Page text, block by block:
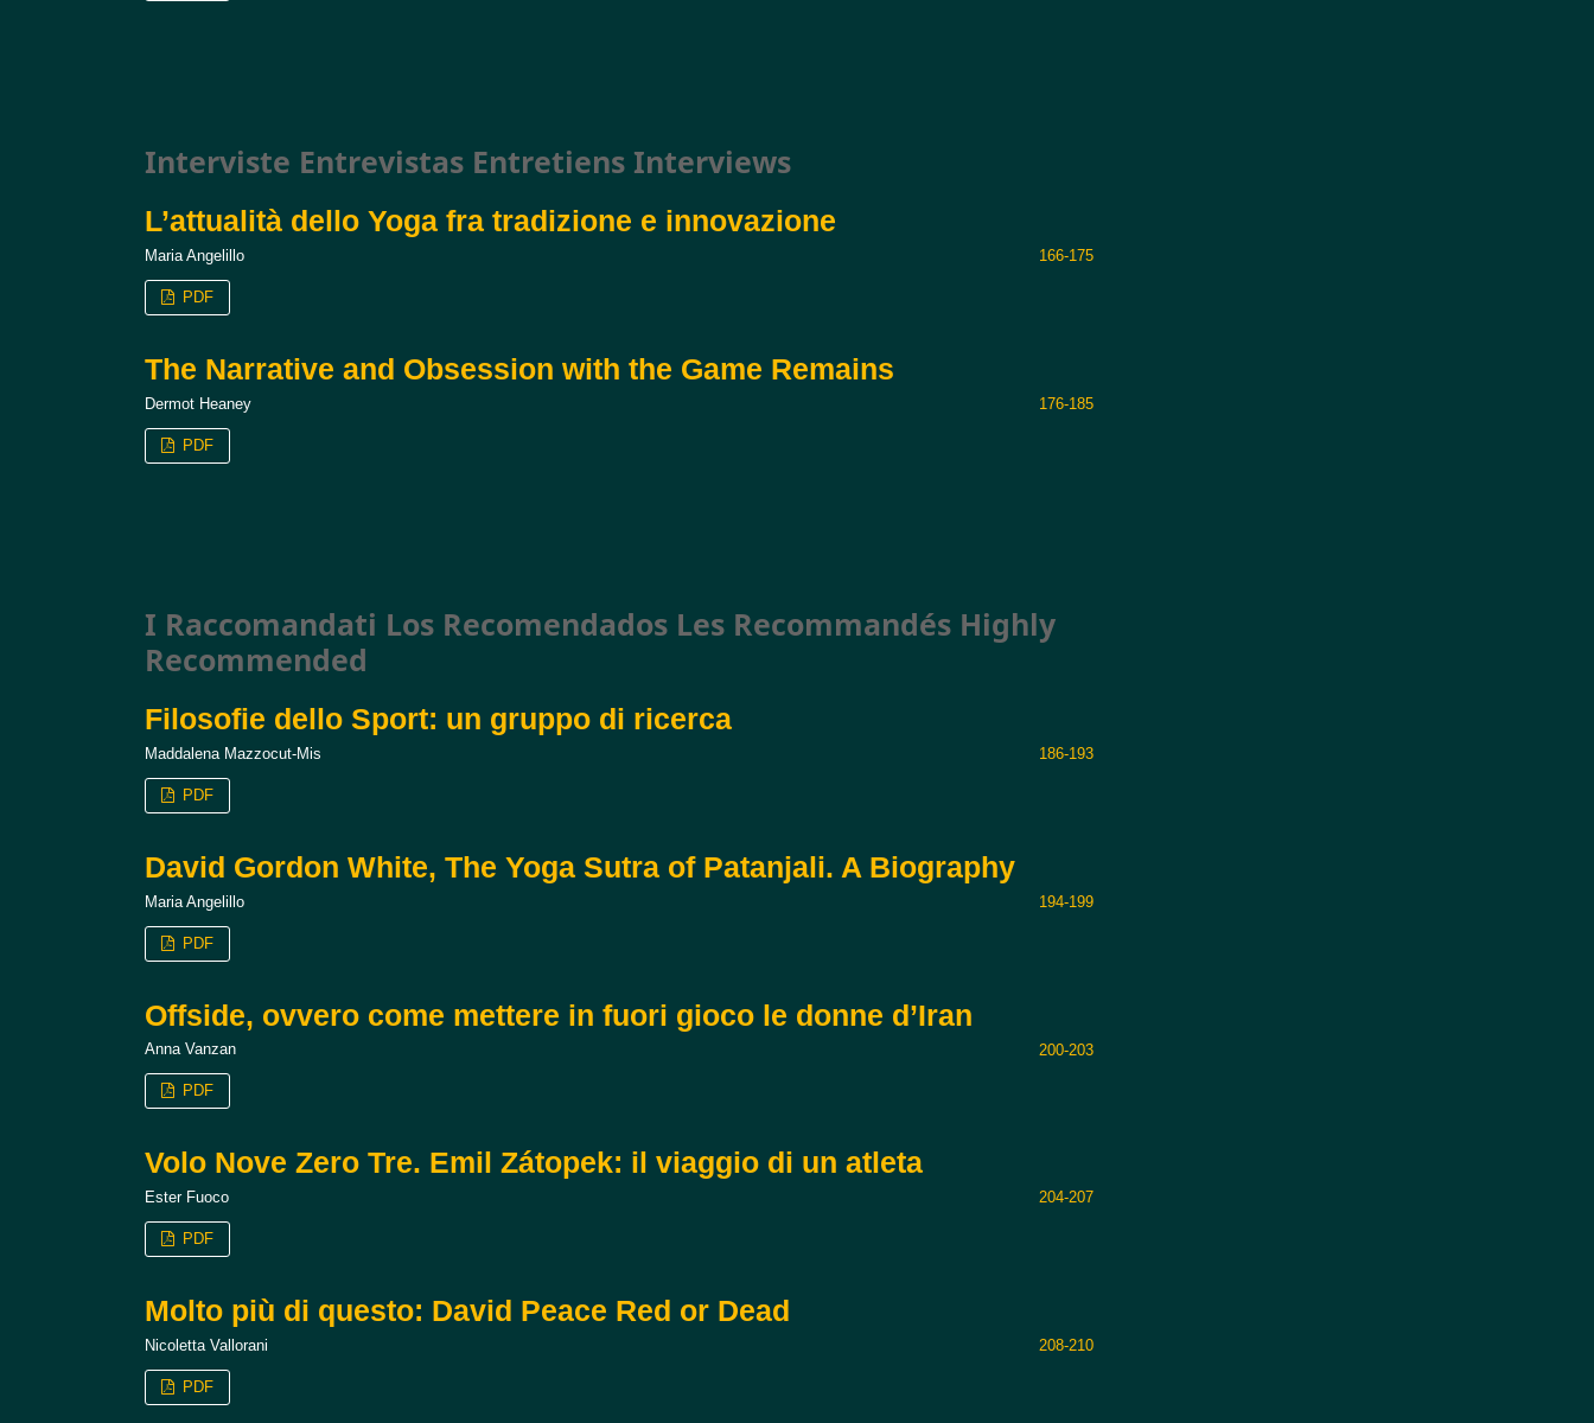
Interviste Entrevistas Entretiens Interviews
L’attualità dello Yoga fra tradizione e innovazione
Maria Angelillo 166-175
PDF
The Narrative and Obsession with the Game Remains
Dermot Heaney 176-185
PDF
I Raccomandati Los Recomendados Les Recommandés Highly
Recommended
Filosofie dello Sport: un gruppo di ricerca
Maddalena Mazzocut-Mis 186-193
PDF
David Gordon White, The Yoga Sutra of Patanjali. A Biography
Maria Angelillo 194-199
PDF
Offside, ovvero come mettere in fuori gioco le donne d’Iran
Anna Vanzan 200-203
PDF
Volo Nove Zero Tre. Emil Zátopek: il viaggio di un atleta
Ester Fuoco 204-207
PDF
Molto più di questo: David Peace Red or Dead
Nicoletta Vallorani 208-210
PDF